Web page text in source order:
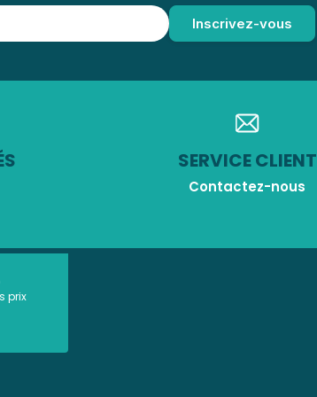
SERVICE CLIENT
Contactez-nous
prix